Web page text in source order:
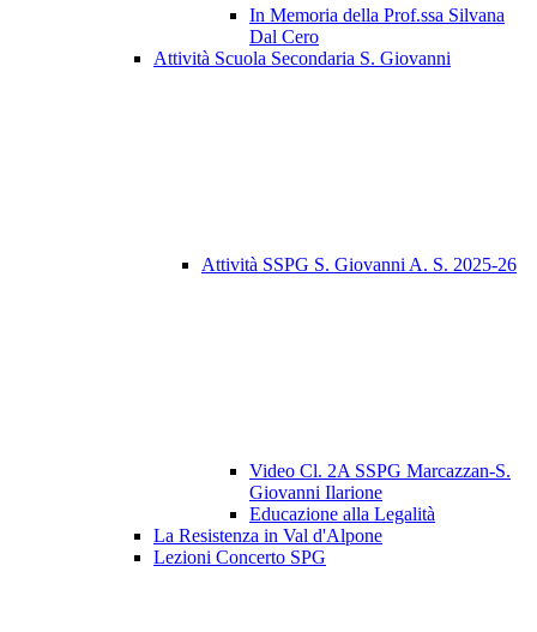
In Memoria della Prof.ssa Silvana
Dal Cero
Attività Scuola Secondaria S. Giovanni
Attività SSPG S. Giovanni A. S. 2025-26
Video Cl. 2A SSPG Marcazzan-S.
Giovanni Ilarione
Educazione alla Legalità
La Resistenza in Val d'Alpone
Lezioni Concerto SPG